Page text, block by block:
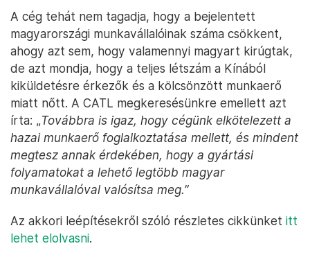
A cég tehát nem tagadja, hogy a bejelentett
magyarországi munkavállalóinak száma csökkent,
ahogy azt sem, hogy valamennyi magyart kirúgtak,
de azt mondja, hogy a teljes létszám a Kínából
kiküldetésre érkezők és a kölcsönzött munkaerő
miatt nőtt. A CATL megkeresésünkre emellett azt
írta: „Továbbra is igaz, hogy cégünk elkötelezett a
hazai munkaerő foglalkoztatása mellett, és mindent
megtesz annak érdekében, hogy a gyártási
folyamatokat a lehető legtöbb magyar
munkavállalóval valósítsa meg.”
Az akkori leépítésekről szóló részletes cikkünket itt
lehet elolvasni.